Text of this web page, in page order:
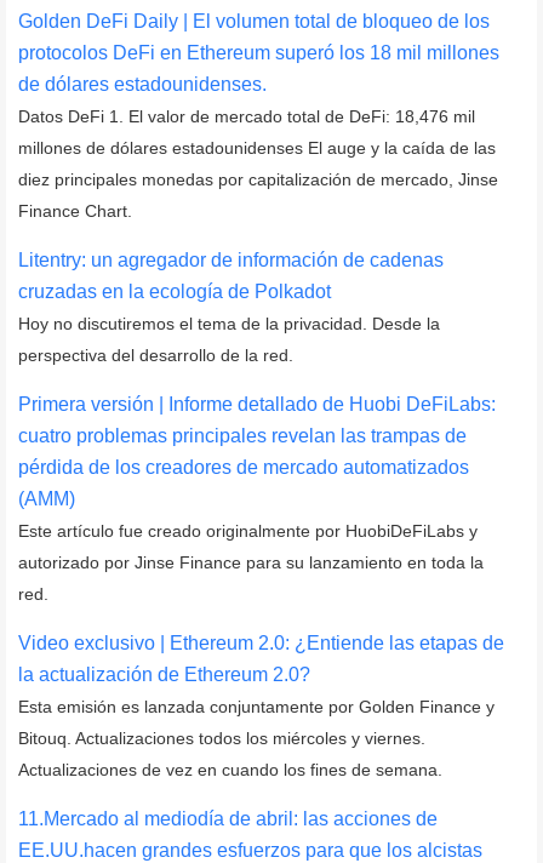
Golden DeFi Daily | El volumen total de bloqueo de los
protocolos DeFi en Ethereum superó los 18 mil millones
de dólares estadounidenses.
Datos DeFi 1. El valor de mercado total de DeFi: 18,476 mil
millones de dólares estadounidenses El auge y la caída de las
diez principales monedas por capitalización de mercado, Jinse
Finance Chart.
Litentry: un agregador de información de cadenas
cruzadas en la ecología de Polkadot
Hoy no discutiremos el tema de la privacidad. Desde la
perspectiva del desarrollo de la red.
Primera versión | Informe detallado de Huobi DeFiLabs:
cuatro problemas principales revelan las trampas de
pérdida de los creadores de mercado automatizados
(AMM)
Este artículo fue creado originalmente por HuobiDeFiLabs y
autorizado por Jinse Finance para su lanzamiento en toda la
red.
Video exclusivo | Ethereum 2.0: ¿Entiende las etapas de
la actualización de Ethereum 2.0?
Esta emisión es lanzada conjuntamente por Golden Finance y
Bitouq. Actualizaciones todos los miércoles y viernes.
Actualizaciones de vez en cuando los fines de semana.
11.Mercado al mediodía de abril: las acciones de
EE.UU.hacen grandes esfuerzos para que los alcistas